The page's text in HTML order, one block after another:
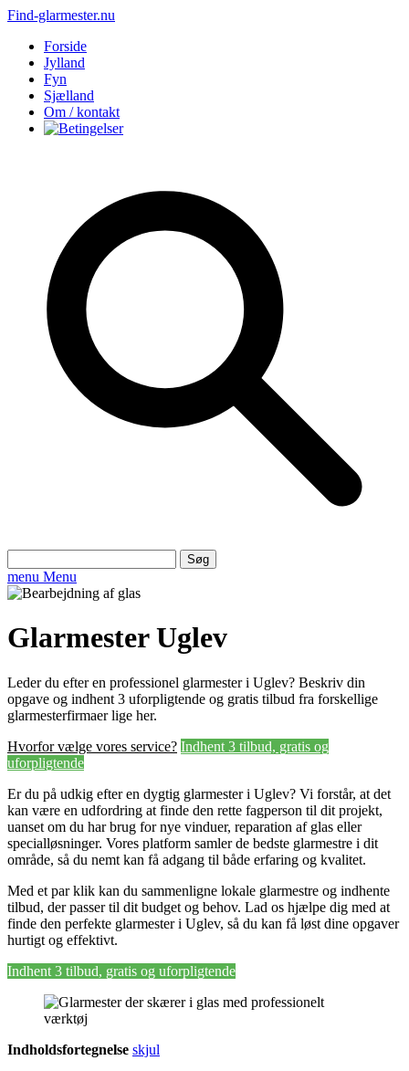
Find-glarmester.nu
Forside
Jylland
Fyn
Sjælland
Om / kontakt
efter:
menu Menu
Glarmester Uglev
Leder du efter en professionel glarmester i Uglev? Beskriv din
opgave og indhent 3 uforpligtende og gratis tilbud fra forskellige
glarmesterfirmaer lige her.
Hvorfor vælge vores service? Indhent 3 tilbud, gratis og
uforpligtende
Er du på udkig efter en dygtig glarmester i Uglev? Vi forstår, at det
kan være en udfordring at finde den rette fagperson til dit projekt,
uanset om du har brug for nye vinduer, reparation af glas eller
specialløsninger. Vores platform samler de bedste glarmestre i dit
område, så du nemt kan få adgang til både erfaring og kvalitet.
Med et par klik kan du sammenligne lokale glarmestre og indhente
tilbud, der passer til dit budget og behov. Lad os hjælpe dig med at
finde den perfekte glarmester i Uglev, så du kan få løst dine opgaver
hurtigt og effektivt.
Indhent 3 tilbud, gratis og uforpligtende
Indholdsfortegnelse skjul